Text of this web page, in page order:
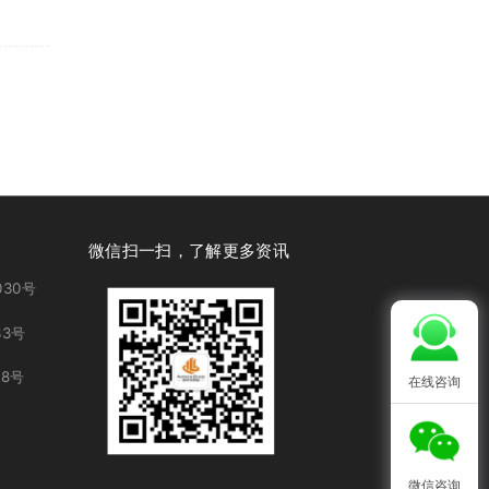
微信扫一扫，了解更多资讯
号
号
号
在线咨询
微信咨询